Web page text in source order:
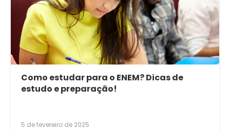
Como estudar para o ENEM? Dicas de
estudo e preparação!
5 de fevereiro de 2025